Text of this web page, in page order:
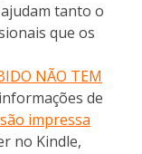
tanto o
que os
NÃO TEM
de
impressa
no Kindle,